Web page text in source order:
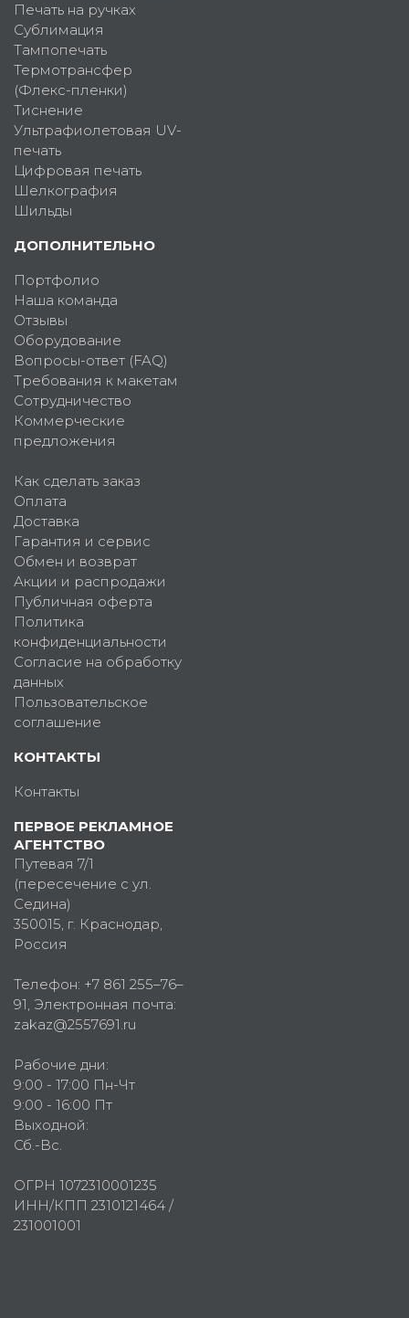
Печать на ручках
Сублимация
Тампопечать
Термотрансфер
(Флекс-пленки)
Тиснение
Ультрафиолетовая UV-
печать
Цифровая печать
Шелкография
Шильды
ДОПОЛНИТЕЛЬНО
Портфолио
Наша команда
Отзывы
Оборудование
Вопросы-ответ (FAQ)
Требования к макетам
Сотрудничество
Коммерческие
предложения
Как сделать заказ
Оплата
Доставка
Гарантия и сервис
Обмен и возврат
Акции и распродажи
Публичная оферта
Политика
конфиденциальности
Согласие на обработку
данных
Пользовательское
соглашение
КОНТАКТЫ
Контакты
ПЕРВОЕ РЕКЛАМНОЕ
АГЕНТСТВО
Путевая 7/1
(пересечение с ул.
Седина)
350015, г. Краснодар,
Россия
Телефон: +7 861 255–76–
91, Электронная почта:
zakaz@2557691.ru
Рабочие дни:
9:00 - 17:00 Пн-Чт
9:00 - 16:00 Пт
Выходной:
Сб.-Вс.
ОГРН 1072310001235
ИНН/КПП 2310121464 /
231001001